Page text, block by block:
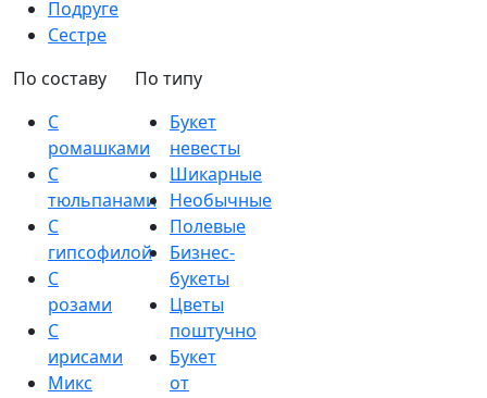
Подруге
Сестре
По составу
С
ромашками
С
тюльпанами
С
гипсофилой
С
розами
С
ирисами
Микс
По типу
Букет
невесты
Шикарные
Необычные
Полевые
Бизнес-
букеты
Цветы
поштучно
Букет
от